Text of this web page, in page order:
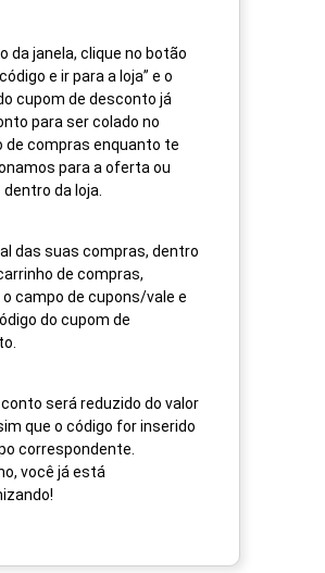
da janela, clique no botão
e ir para a loja” e o
cupom de desconto já
para ser colado no
de compras enquanto te
para a oferta ou
da loja.
das suas compras, dentro
de compras,
campo de cupons/vale e
do cupom de
será reduzido do valor
que o código for inserido
correspondente.
você já está